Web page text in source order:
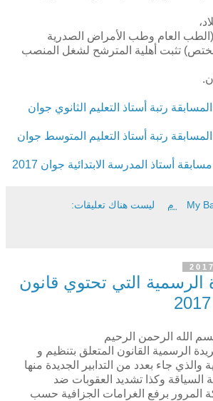
طبيتان (الطب العام وطب الأمراض الصدرية
تثبت أهلية المترشح لشغل المنصب
رتبة أستاذ التعليم الثانوي جوان
رتبة أستاذ التعليم المتوسط جوان
أستاذ المدرسة الابتدائية جوان 2017
My ليست هناك تعليقات:
الرسمية التي تحتوي قانون
الله الرحمن الرحيم
العدد 12 للجريدة الرسمية القانون المتعلق بتنظيم و
والذي جاء بعدد من التدابير الجديدة منها
وكذا تشديد العقوبات ضد
المرور برفع الغرامات الجزافية حسب